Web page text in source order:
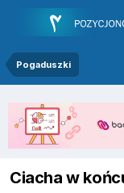
Pogaduszki
Ciacha w